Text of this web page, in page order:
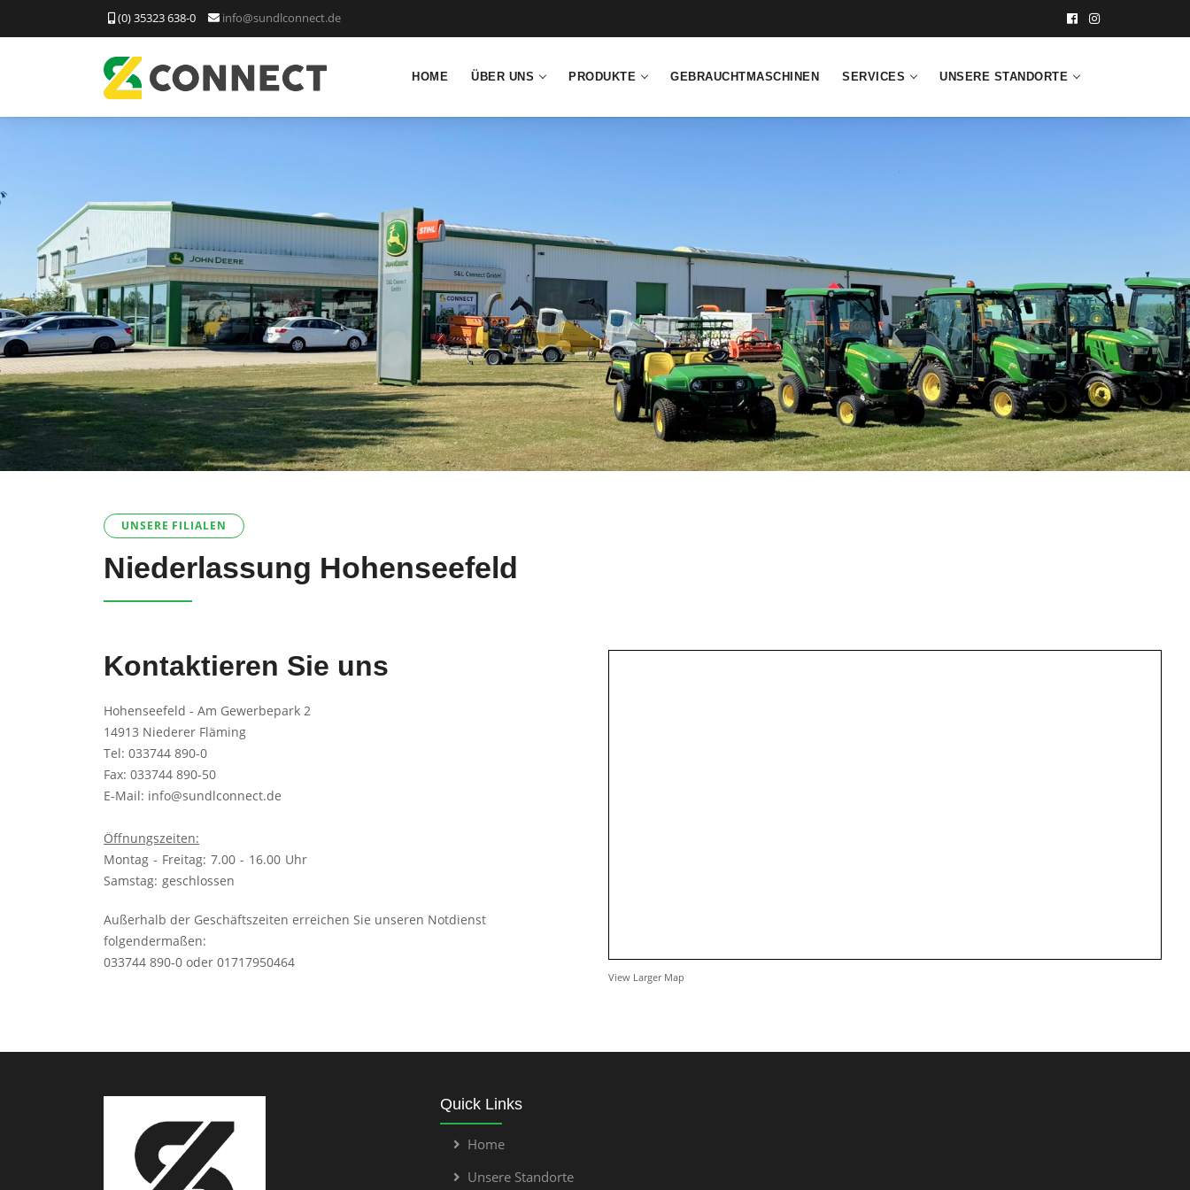
(0) 35323 638-0 info@sundlconnect.de
HOME ÜBER UNS PRODUKTE GEBRAUCHTMASCHINEN SERVICES UNSERE STANDORTE
UNSERE FILIALEN
Niederlassung Hohenseefeld
Kontaktieren Sie uns
Hohenseefeld - Am Gewerbepark 2
14913 Niederer Fläming
Tel: 033744 890-0
Fax: 033744 890-50
E-Mail: info@sundlconnect.de
Öffnungszeiten:
Montag - Freitag: 7.00 - 16.00 Uhr
Samstag: geschlossen
Außerhalb der Geschäftszeiten erreichen Sie unseren Notdienst
folgendermaßen:
033744 890-0 oder 01717950464
View Larger Map
Quick Links
Home
Unsere Standorte